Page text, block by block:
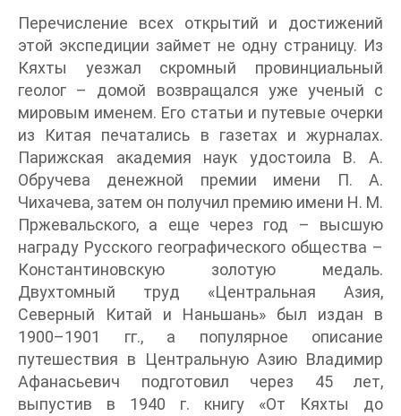
Перечисление всех открытий и достижений
этой экспедиции займет не одну страницу. Из
Кяхты уезжал скромный провинциальный
геолог – домой возвращался уже ученый с
мировым именем. Его статьи и путевые очерки
из Китая печатались в газетах и журналах.
Парижская академия наук удостоила В. А.
Обручева денежной премии имени П. А.
Чихачева, затем он получил премию имени Н. М.
Пржевальского, а еще через год – высшую
награду Русского географического общества –
Константиновскую золотую медаль.
Двухтомный труд «Центральная Азия,
Северный Китай и Наньшань» был издан в
1900–1901 гг., а популярное описание
путешествия в Центральную Азию Владимир
Афанасьевич подготовил через 45 лет,
выпустив в 1940 г. книгу «От Кяхты до